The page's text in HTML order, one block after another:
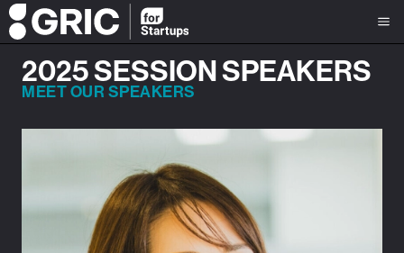
2025 SESSION SPEAKERS
MEET OUR SPEAKERS